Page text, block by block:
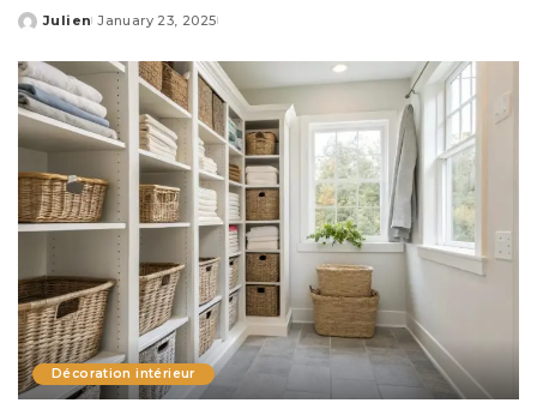
Posted
Julien January 23, 2025
Décoration intérieur